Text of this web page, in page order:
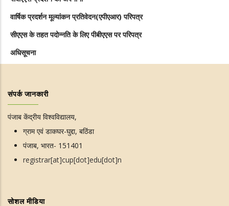
वार्षिक प्रदर्शन मूल्यांकन प्रतिवेदन(एपीएआर) परिपत्र
सीएएस के तहत पदोन्नति के लिए पीबीएएस पर परिपत्र
अधिसूचना
संपर्क जानकारी
पंजाब केंद्रीय विश्वविद्यालय,
ग्राम एवं डाकघर-घुद्दा, बठिंडा
पंजाब, भारत- 151401
registrar[at]cup[dot]edu[dot]n
सोशल मीडिया